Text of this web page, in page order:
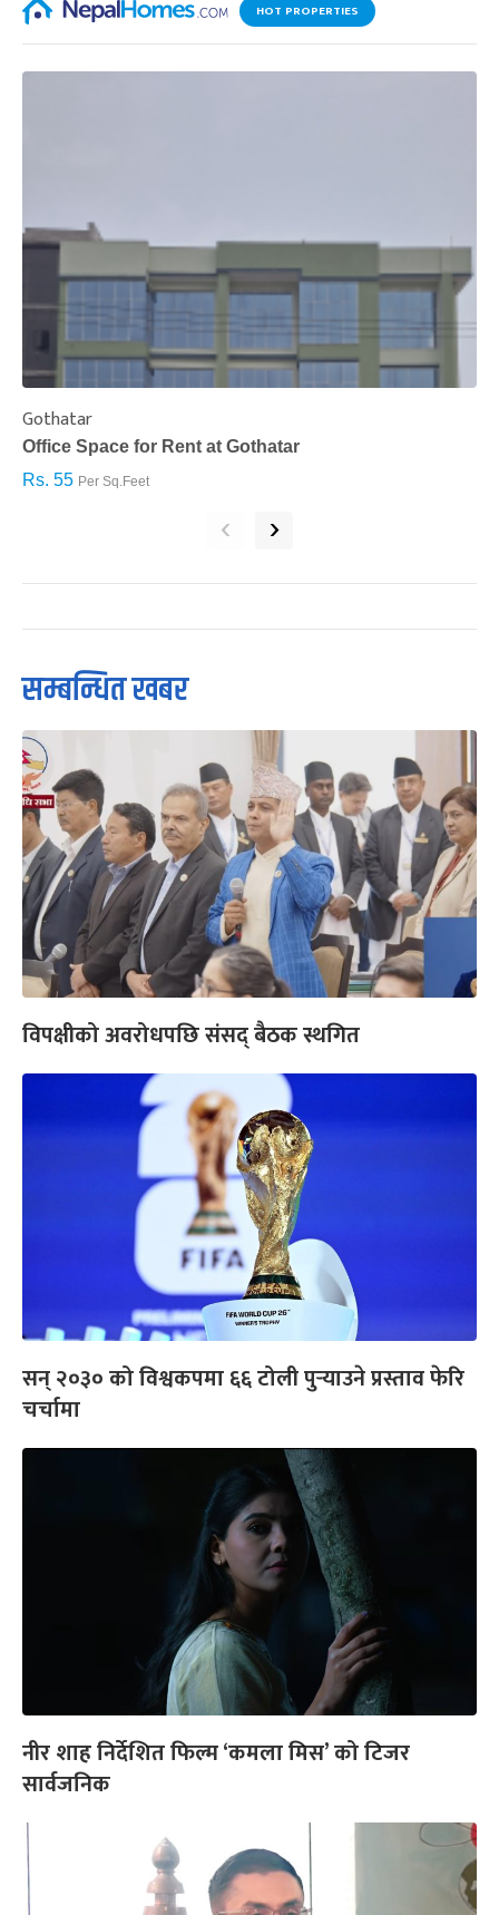
HOT PROPERTIES
Gothatar
Office Space for Rent at Gothatar
Rs. 55 Per Sq.Feet
‹ ›
सम्बन्धित खबर
विपक्षीको अवरोधपछि संसद् बैठक स्थगित
सन् २०३० को विश्वकपमा ६६ टोली पुर्‍याउने प्रस्ताव फेरि
चर्चामा
नीर शाह निर्देशित फिल्म ‘कमला मिस’ को टिजर
सार्वजनिक